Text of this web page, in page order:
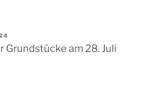
Grundstücke am 28. Juli